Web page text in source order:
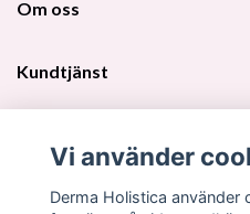
Om oss
Kundtjänst
Sociala medier
Vi använder
Derma Holistica använder